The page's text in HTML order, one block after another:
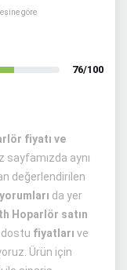
göre
76/100
fiyatı ve
sayfamızda aynı
değerlendirilen
yorumları da yer
Hoparlör satın
dostu fiyatları ve
Ürün için